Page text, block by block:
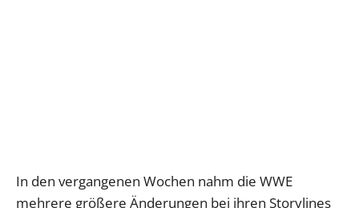
In den vergangenen Wochen nahm die WWE
mehrere größere Änderungen bei ihren Storylines